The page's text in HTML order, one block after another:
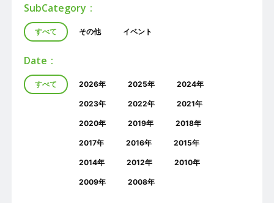
SubCategory
すべて その他 イベント
Date
すべて 2026年 2025年 2024年
2023年 2022年 2021年
2020年 2019年 2018年
2017年 2016年 2015年
2014年 2012年 2010年
2009年 2008年